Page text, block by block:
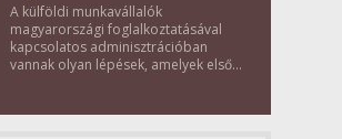
A külföldi munkavállalók
magyarországi foglalkoztatásával
kapcsolatos adminisztrációban
vannak olyan lépések, amelyek első
szerepet töltenek be az egész